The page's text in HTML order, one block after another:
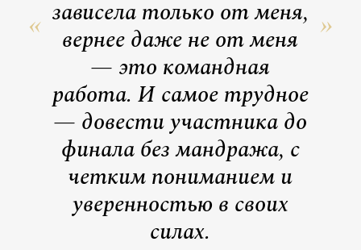
зависела только от меня,
вернее даже не от меня
— это командная
работа. И самое трудное
— довести участника до
финала без мандража, с
четким пониманием и
уверенностью в своих
силах.